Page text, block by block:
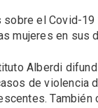
el Covid-19
mujeres en sus
Alberdi
de violencia